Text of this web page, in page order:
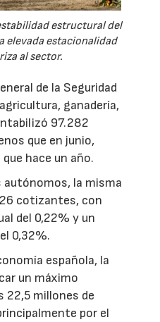
estructural del
elevada estacionalidad
al sector.
de la Seguridad
ganadería,
97.282
que en junio,
hace un año.
autónomos, la misma
cotizantes, con
del 0,22% y un
0,32%.
española, la
un máximo
22,5 millones de
por el